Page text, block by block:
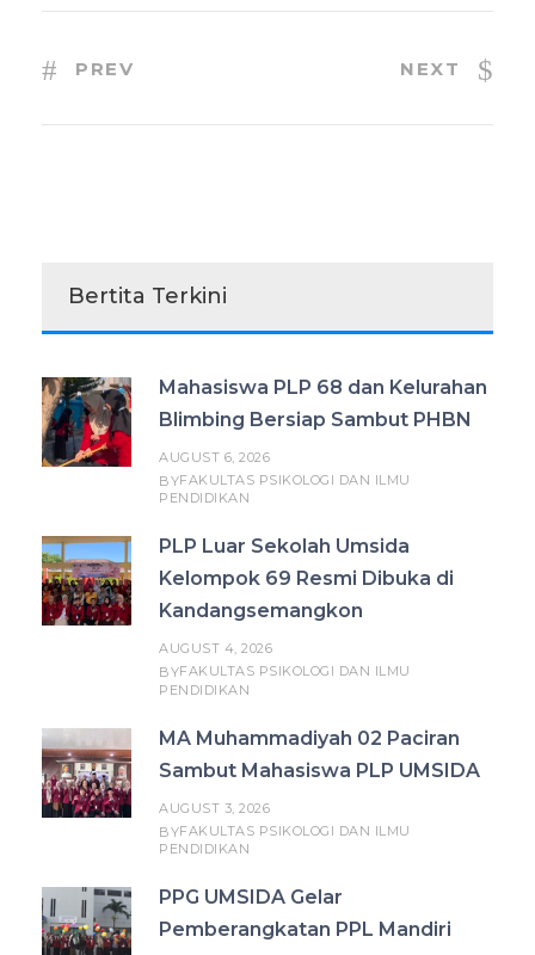
PREV NEXT
Bertita Terkini
Mahasiswa PLP 68 dan Kelurahan
Blimbing Bersiap Sambut PHBN
AUGUST 6, 2026
BYFAKULTAS PSIKOLOGI DAN ILMU
PENDIDIKAN
PLP Luar Sekolah Umsida
Kelompok 69 Resmi Dibuka di
Kandangsemangkon
AUGUST 4, 2026
BYFAKULTAS PSIKOLOGI DAN ILMU
PENDIDIKAN
MA Muhammadiyah 02 Paciran
Sambut Mahasiswa PLP UMSIDA
AUGUST 3, 2026
BYFAKULTAS PSIKOLOGI DAN ILMU
PENDIDIKAN
PPG UMSIDA Gelar
Pemberangkatan PPL Mandiri